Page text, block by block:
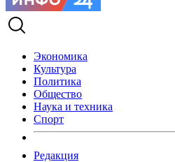
Экономика
Культура
Политика
Общество
Наука и техника
Спорт
Редакция